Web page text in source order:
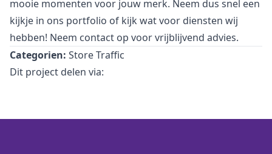
mooie momenten voor jouw merk. Neem dus snel een
kijkje in ons portfolio of kijk wat voor diensten wij
hebben! Neem contact op voor vrijblijvend advies.
Categorien: Store Traffic
Dit project delen via: